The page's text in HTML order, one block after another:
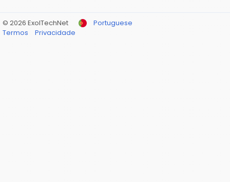
© 2026 ExolTechNet
Portuguese
Termos
Privacidade